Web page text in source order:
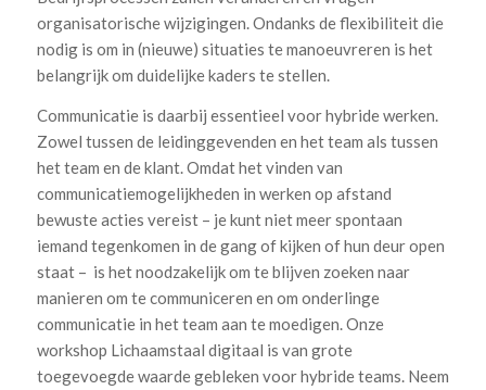
organisatorische wijzigingen. Ondanks de flexibiliteit die
nodig is om in (nieuwe) situaties te manoeuvreren is het
belangrijk om duidelijke kaders te stellen.
Communicatie is daarbij essentieel voor hybride werken.
Zowel tussen de leidinggevenden en het team als tussen
het team en de klant. Omdat het vinden van
communicatiemogelijkheden in werken op afstand
bewuste acties vereist – je kunt niet meer spontaan
iemand tegenkomen in de gang of kijken of hun deur open
staat – is het noodzakelijk om te blijven zoeken naar
manieren om te communiceren en om onderlinge
communicatie in het team aan te moedigen. Onze
workshop Lichaamstaal digitaal is van grote
toegevoegde waarde gebleken voor hybride teams. Neem